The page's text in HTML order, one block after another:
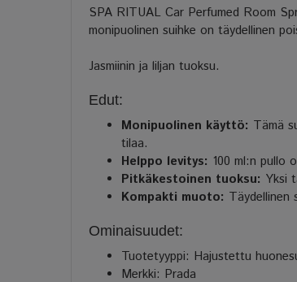
SPA RITUAL Car Perfumed Room
monipuolinen suihke on täydellinen
Jasmiinin ja liljan tuoksu.
Edut:
Monipuolinen käyttö: Tämä
tilaa.
Helppo levitys: 100 ml:n pullo
Pitkäkestoinen tuoksu: Yksi
Kompakti muoto: Täydellinen
Ominaisuudet:
Tuotetyyppi: Hajustettu
Merkki: Prada